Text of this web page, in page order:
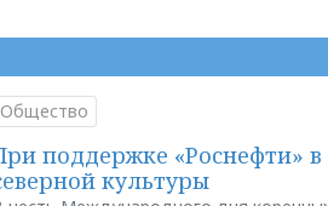
Общество
поддержке «Роснефти»
культуры